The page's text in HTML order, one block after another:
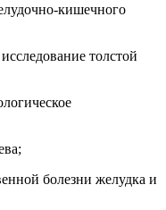
кишечного
толстой
болезни желудка и